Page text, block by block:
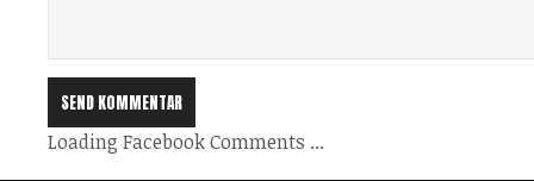
Loading Facebook Comments ...